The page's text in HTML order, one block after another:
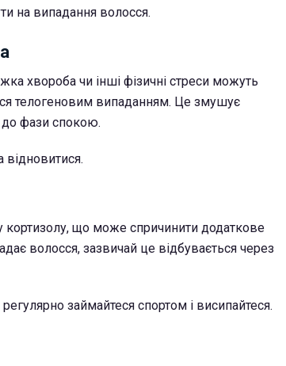
на випадання волосся.
хвороба чи інші фізичні стреси можуть
телогеновим випаданням. Це змушує
фази спокою.
відновитися.
кортизолу, що може спричинити додаткове
волосся, зазвичай це відбувається через
займайтеся спортом і висипайтеся.